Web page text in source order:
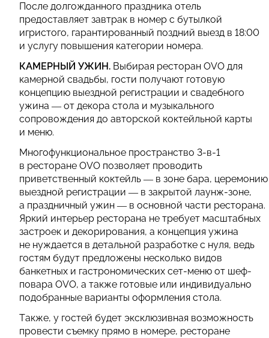
После долгожданного праздника отель
предоставляет завтрак в номер с бутылкой
игристого, гарантированный поздний выезд в 18:00
и услугу повышения категории номера.
КАМЕРНЫЙ УЖИН. Выбирая ресторан OVO для
камерной свадьбы, гости получают готовую
концепцию выездной регистрации и свадебного
ужина — от декора стола и музыкального
сопровождения до авторской коктейльной карты
и меню.
Многофункциональное пространство 3-в-1
в ресторане OVO позволяет проводить
приветственный коктейль — в зоне бара, церемонию
выездной регистрации — в закрытой лаунж-зоне,
а праздничный ужин — в основной части ресторана.
Яркий интерьер ресторана не требует масштабных
застроек и декорирования, а концепция ужина
не нуждается в детальной разработке с нуля, ведь
гостям будут предложены несколько видов
банкетных и гастрономических сет-меню от шеф-
повара OVO, а также готовые или индивидуально
подобранные варианты оформления стола.
Также, у гостей будет эксклюзивная возможность
провести съемку прямо в номере, ресторане